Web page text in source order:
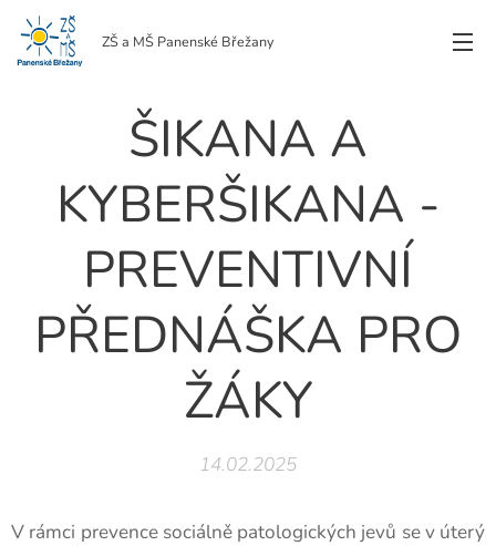
ZŠ a MŠ Panenské Břežany
ŠIKANA A
KYBERŠIKANA -
PREVENTIVNÍ
PŘEDNÁŠKA PRO
ŽÁKY
14.02.2025
V rámci prevence sociálně patologických jevů se v úterý